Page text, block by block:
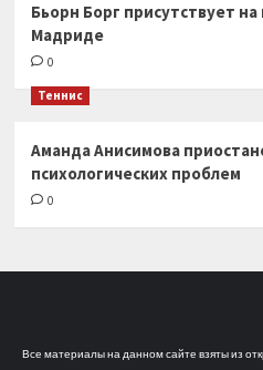
Бьорн Борг присутствует
Мадриде
0
Теннис
Аманда Анисимова
психологических проблем
0
Все материалы на данном сайте взяты из